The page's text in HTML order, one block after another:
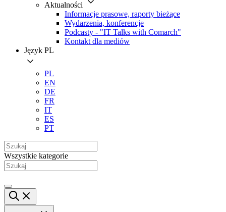
Aktualności
Informacje prasowe, raporty bieżące
Wydarzenia, konferencje
Podcasty - "IT Talks with Comarch"
Kontakt dla mediów
Język PL
PL
EN
DE
FR
IT
ES
PT
Wszystkie kategorie